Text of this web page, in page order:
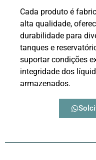
Cada produto é
alta qualidade,
durabilidade para
tanques e
suportar condições
integridade dos
armazenados.